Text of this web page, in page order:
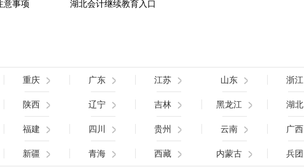
意事项
湖北会计继续教育入口
重庆 广东 江苏 山东 浙江
陕西 辽宁 吉林 黑龙江 湖北
福建 四川 贵州 云南 广西
新疆 青海 西藏 内蒙古 兵团